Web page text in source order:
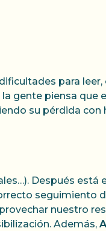
para leer,
gente piensa que
su pérdida con
Después está
seguimiento
nuestro
Además,